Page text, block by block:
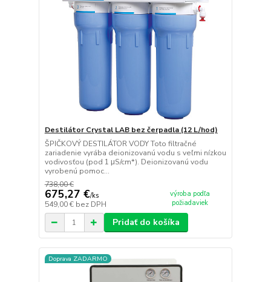
Destilátor Crystal LAB bez čerpadla (12 L/hod)
ŠPIČKOVÝ DESTILÁTOR VODY Toto filtračné
zariadenie vyrába deionizovanú vodu s veľmi nízkou
vodivosťou (pod 1 μS/cm*). Deionizovanú vodu
vyrobenú pomoc...
738,00 €
675,27 €/ks
549,00 € bez DPH
výroba podľa
požiadaviek
Pridať do košíka
Doprava ZADARMO